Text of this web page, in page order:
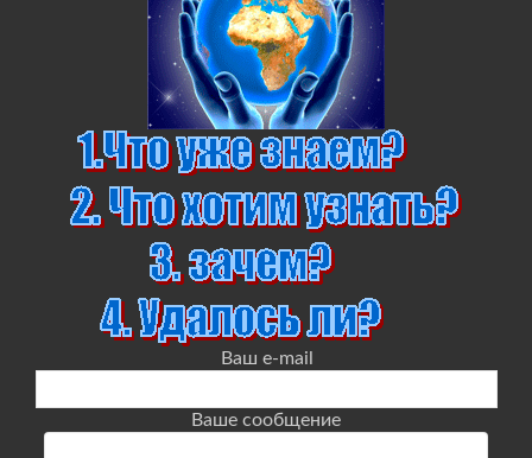
Ваш e-mail
Ваше сообщение